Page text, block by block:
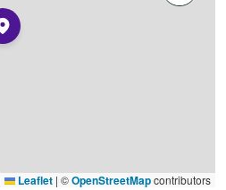
Leaflet | ©OpenStreetMapcontributors